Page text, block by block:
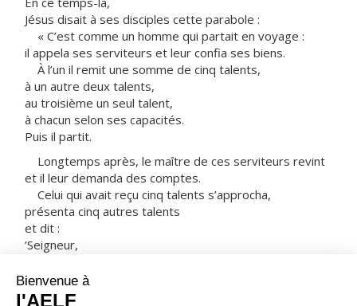
Jésus disait à ses disciples cette parabole :
« C’est comme un homme qui partait en voyage :
il appela ses serviteurs et leur confia ses biens.
À l’un il remit une somme de cinq talents,
à un autre deux talents,
au troisième un seul talent,
à chacun selon ses capacités.
Puis il partit.
Longtemps après, le maître de ces serviteurs revint
et il leur demanda des comptes.
Celui qui avait reçu cinq talents s’approcha,
présenta cinq autres talents
et dit :
‘Seigneur,
voilà, j’en ai gagné cinq autres.’
Son maître lui déclara :